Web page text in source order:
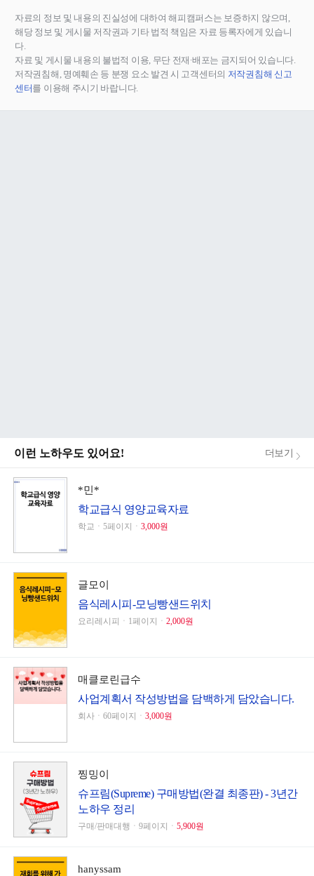
자료의 정보 및 내용의 진실성에 대하여 해피캠퍼스는 보증하지 않으며,
해당 정보 및 게시물 저작권과 기타 법적 책임은 자료 등록자에게 있습니
다.
자료 및 게시물 내용의 불법적 이용, 무단 전재∙배포는 금지되어 있습니다.
저작권침해, 명예훼손 등 분쟁 요소 발견 시 고객센터의 저작권침해 신고
센터를 이용해 주시기 바랍니다.
이런 노하우도 있어요! 더보기
*민*
학교급식 영양교육자료
학교ㆍ5페이지ㆍ 3,000원
글모이
음식레시피-모닝빵샌드위치
요리레시피ㆍ1페이지ㆍ 2,000원
매클로린급수
사업계획서 작성방법을 담백하게 담았습니다.
회사ㆍ60페이지ㆍ 3,000원
찡밍이
슈프림(Supreme) 구매방법(완결 최종판) - 3년간
노하우 정리
구매/판매대행ㆍ9페이지ㆍ 5,900원
hanyssam